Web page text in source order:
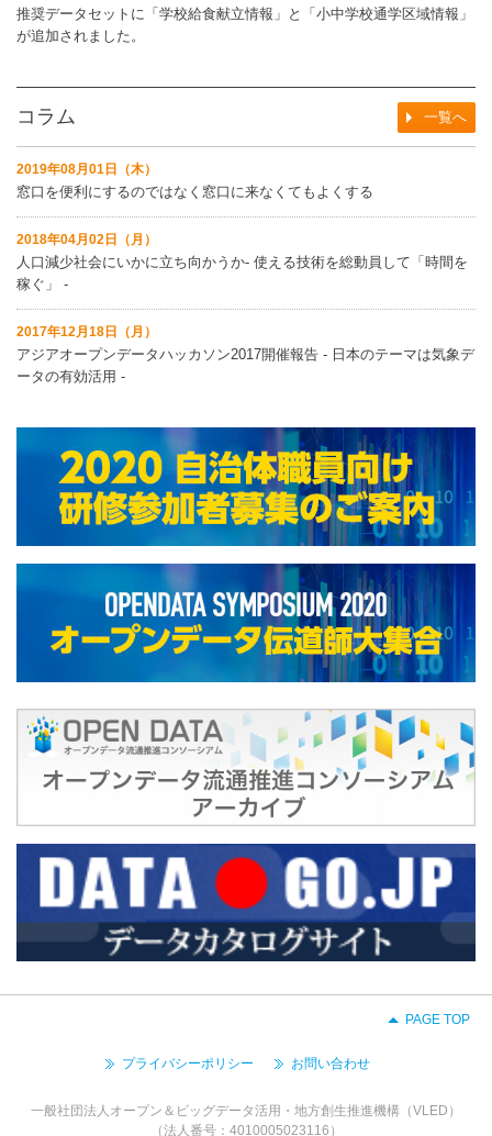
推奨データセットに「学校給食献立情報」と「小中学校通学区域情報」
が追加されました。
コラム 一覧へ
2019年08月01日（木）
窓口を便利にするのではなく窓口に来なくてもよくする
2018年04月02日（月）
人口減少社会にいかに立ち向かうか‐ 使える技術を総動員して「時間を
稼ぐ」 ‐
2017年12月18日（月）
アジアオープンデータハッカソン2017開催報告 ‐ 日本のテーマは気象デ
ータの有効活用 ‐
PAGE TOP
プライバシーポリシー お問い合わせ
一般社団法人オープン＆ビッグデータ活用・地方創生推進機構（VLED）
（法人番号：4010005023116）